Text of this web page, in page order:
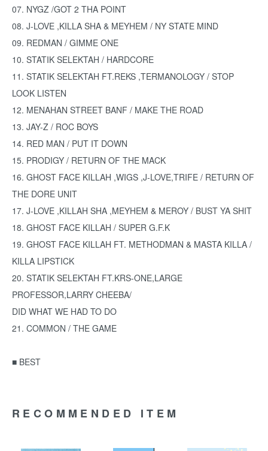
07. NYGZ /GOT 2 THA POINT
08. J-LOVE ,KILLA SHA & MEYHEM / NY STATE MIND
09. REDMAN / GIMME ONE
10. STATIK SELEKTAH / HARDCORE
11. STATIK SELEKTAH FT.REKS ,TERMANOLOGY / STOP
LOOK LISTEN
12. MENAHAN STREET BANF / MAKE THE ROAD
13. JAY-Z / ROC BOYS
14. RED MAN / PUT IT DOWN
15. PRODIGY / RETURN OF THE MACK
16. GHOST FACE KILLAH ,WIGS ,J-LOVE,TRIFE / RETURN OF
THE DORE UNIT
17. J-LOVE ,KILLAH SHA ,MEYHEM & MEROY / BUST YA SHIT
18. GHOST FACE KILLAH / SUPER G.F.K
19. GHOST FACE KILLAH FT. METHODMAN & MASTA KILLA /
KILLA LIPSTICK
20. STATIK SELEKTAH FT.KRS-ONE,LARGE
PROFESSOR,LARRY CHEEBA/
DID WHAT WE HAD TO DO
21. COMMON / THE GAME
■ BEST
RECOMMENDED ITEM